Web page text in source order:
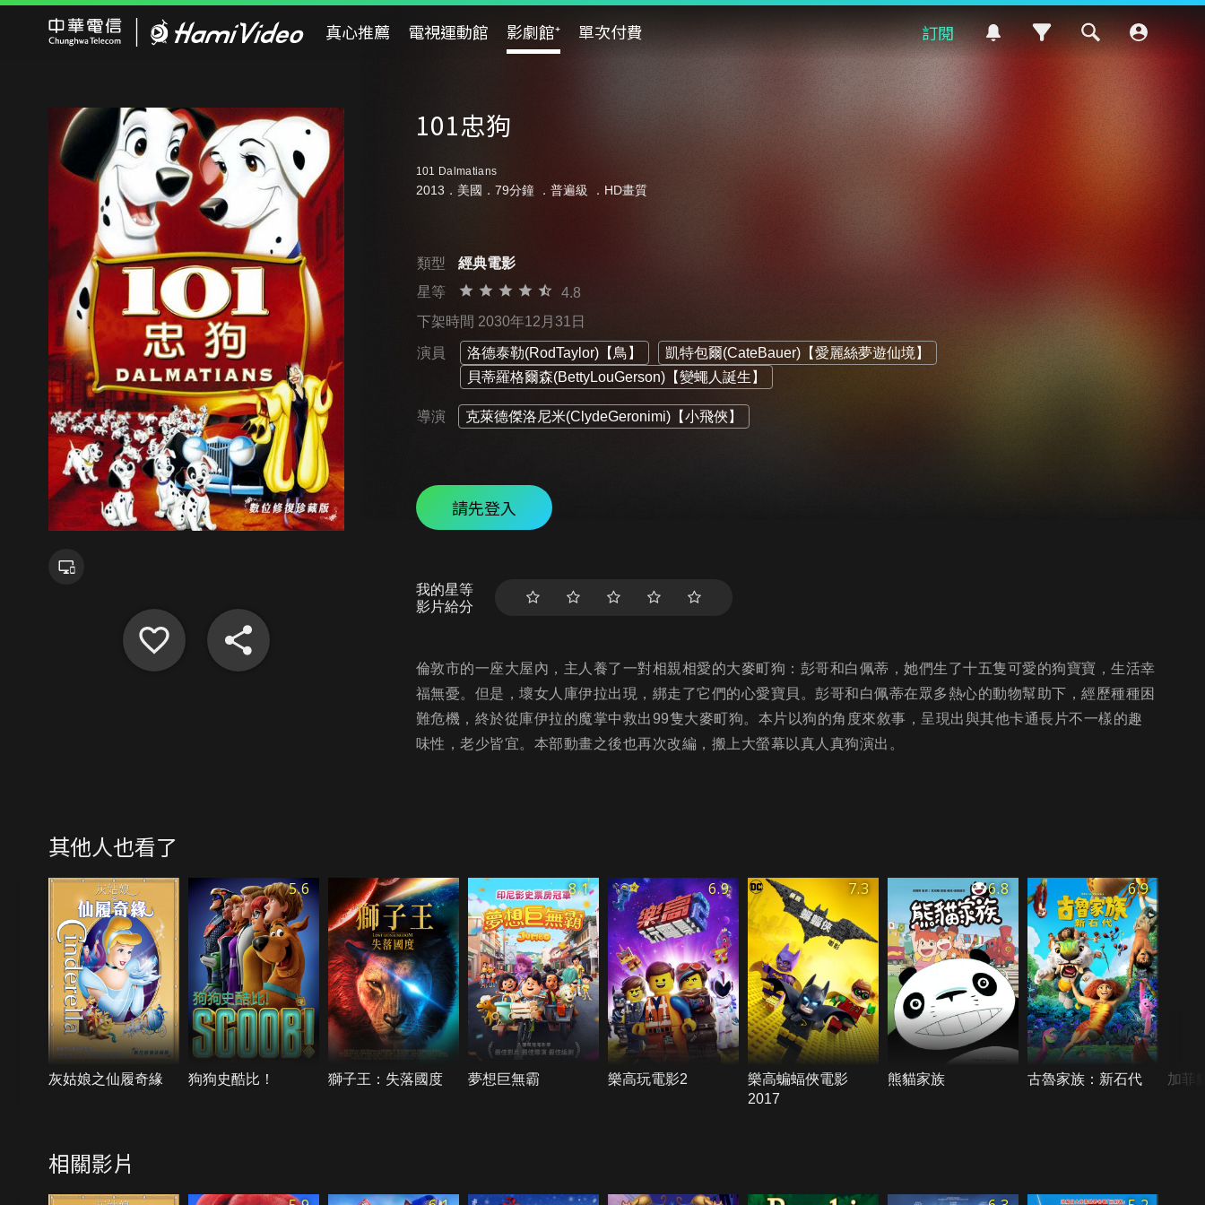
真心推薦 電視運動館 影劇館⁺ 單次付費 訂閱
101忠狗
101 Dalmatians
2013．美國．79分鐘 ． 普遍級 ．HD畫質
類型
經典電影
星等
4.8
下架時間 2030年12月31日
演員 洛德泰勒(RodTaylor)【鳥】
凱特包爾(CateBauer)【愛麗絲夢遊仙境】
貝蒂羅格爾森(BettyLouGerson)【變蠅人誕生】
導演 克萊德傑洛尼米(ClydeGeronimi)【小飛俠】
請先登入
我的星等
影片給分
倫敦市的一座大屋內，主人養了一對相親相愛的大麥町狗：彭哥和白佩蒂，她們生了十五隻可愛的狗寶寶，生活幸
福無憂。但是，壞女人庫伊拉出現，綁走了它們的心愛寶貝。彭哥和白佩蒂在眾多熱心的動物幫助下，經歷種種困
難危機，終於從庫伊拉的魔掌中救出99隻大麥町狗。本片以狗的角度來敘事，呈現出與其他卡通長片不一樣的趣
味性，老少皆宜。本部動畫之後也再次改編，搬上大螢幕以真人真狗演出。
其他人也看了
灰姑娘之仙履奇緣
5.6
狗狗史酷比！ 獅子王：失落國度
8.1
夢想巨無霸
6.9
樂高玩電影2
7.3
樂高蝙蝠俠電影
2017
6.8
熊貓家族
6.9
古魯家族：新石代 加菲
相關影片